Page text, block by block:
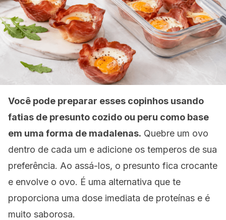
Você pode preparar esses copinhos usando
fatias de presunto cozido ou peru como base
em uma forma de madalenas. Quebre um ovo
dentro de cada um e adicione os temperos de sua
preferência. Ao assá-los, o presunto fica crocante
e envolve o ovo. É uma alternativa que te
proporciona uma dose imediata de proteínas e é
muito saborosa.